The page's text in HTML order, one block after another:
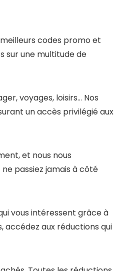
codes promo et
sur une multitude de
voyages, loisirs… Nos
un accès privilégié aux
et nous nous
passiez jamais à côté
vous intéressent grâce à
accédez aux réductions qui